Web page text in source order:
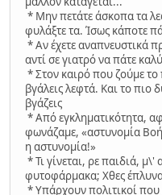
* Μην πετάτε άσκοπα τα
φυλάξτε τα. Ίσως κάποτε
* Aν έχετε αναπνευστικά
αντί σε γιατρό να πάτε
* Στον καιρό που ζούμε το
βγάλεις λεφτά. Και το πιο
βγάζεις
* Από εγκληματικότητα,
φωνάζαμε, «αστυνομία
η αστυνομία!»
* Τι γίνεται, ρε παιδιά, μ\'
φυτοφάρμακα; Χθες
* Υπάρχουν πολιτικοί